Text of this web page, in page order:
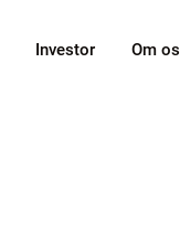
Investor Om os